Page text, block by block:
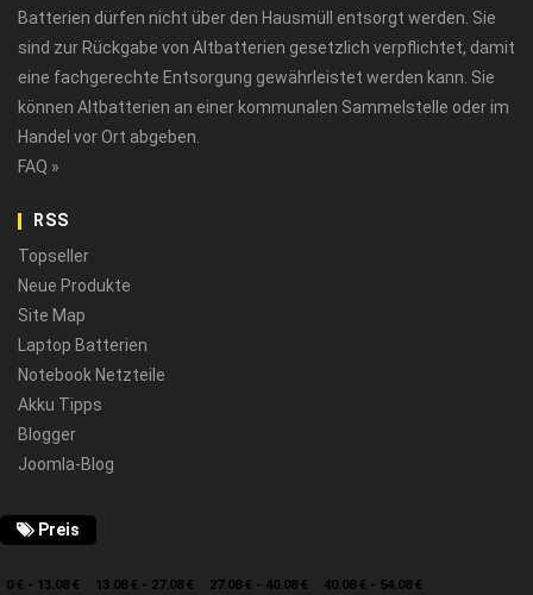
Batterien dürfen nicht über den Hausmüll entsorgt werden. Sie
sind zur Rückgabe von Altbatterien gesetzlich verpflichtet, damit
eine fachgerechte Entsorgung gewährleistet werden kann. Sie
können Altbatterien an einer kommunalen Sammelstelle oder im
Handel vor Ort abgeben.
FAQ »
RSS
Topseller
Neue Produkte
Site Map
Laptop Batterien
Notebook Netzteile
Akku Tipps
Blogger
Joomla-Blog
Preis
0 € - 13.08 € 13.08 € - 27.08 € 27.08 € - 40.08 €
40.08 € - 54.08 €